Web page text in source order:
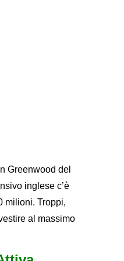
Greenwood del
inglese c’è
milioni. Troppi,
al massimo